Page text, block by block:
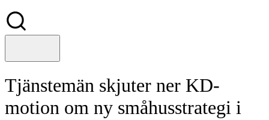
Tjänstemän skjuter ner KD-
motion om ny småhusstrategi i